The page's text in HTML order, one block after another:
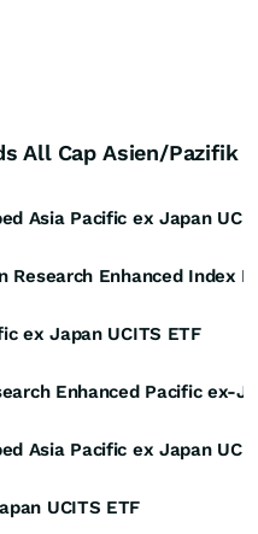
All Cap Asien/Pazifik
Asia Pacific ex Japan
Research Enhanced Index
ex Japan UCITS ETF
Enhanced Pacific ex-
Asia Pacific ex Japan
UCITS ETF